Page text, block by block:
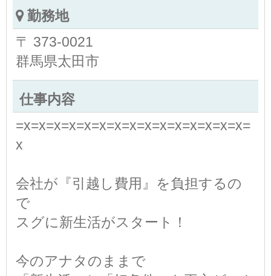
勤務地
〒 373-0021
群馬県太田市
仕事内容
=x=x=x=x=x=x=x=x=x=x=x=x=x=x=x=
x
会社が『引越し費用』を負担するの
で
スグに新生活がスタート！
今のアナタのままで